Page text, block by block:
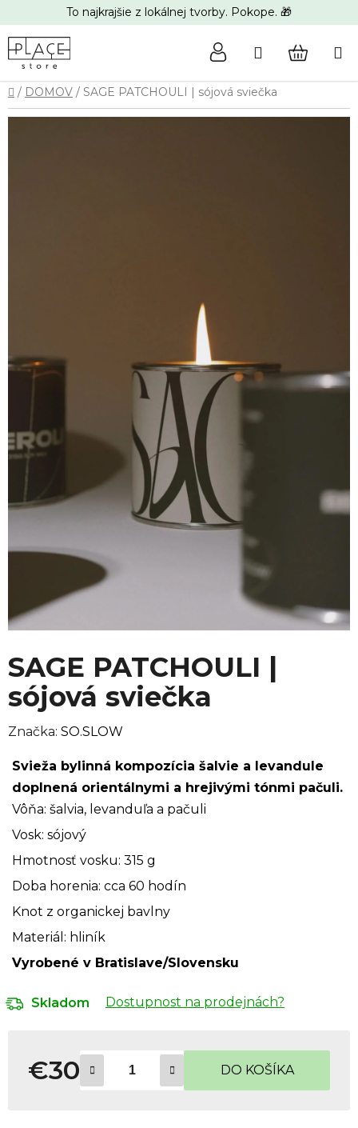
na
obsah
To najkrajšie z lokálnej tvorby. Pokope. 🎁
Hľadať
Domov
/ DOMOV / SAGE PATCHOULI | sójová sviečka
SAGE PATCHOULI |
sójová sviečka
Značka: SO.SLOW
Svieža bylinná kompozícia šalvie a levandule
doplnená orientálnymi a hrejivými tónmi pačuli.
Vôňa: šalvia, levanduľa a pačuli
Vosk: sójový
Hmotnosť vosku: 315 g
Doba horenia: cca 60 hodín
Knot z organickej bavlny
Materiál: hliník
Vyrobené v Bratislave/Slovensku
Skladom Dostupnost na prodejnách?
€30 DO KOŠÍKA